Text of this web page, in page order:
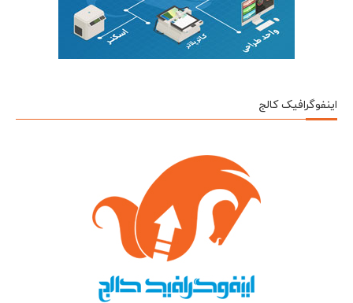
اینفوگرافیک کالج